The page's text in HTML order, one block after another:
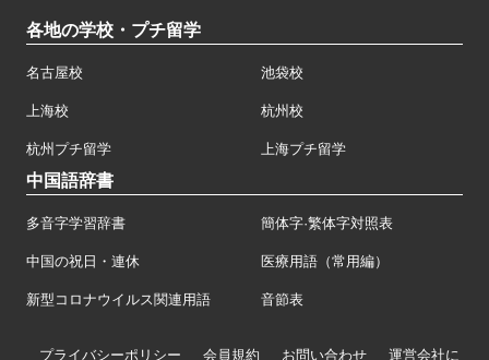
各地の学校・プチ留学
名古屋校 池袋校
上海校 杭州校
杭州プチ留学 上海プチ留学
中国語辞書
多音字学習辞書 簡体字·繁体字対照表
中国の祝日・連休 医療用語（常用編）
新型コロナウイルス関連用語 音節表
プライバシーポリシー 会員規約 お問い合わせ 運営会社に